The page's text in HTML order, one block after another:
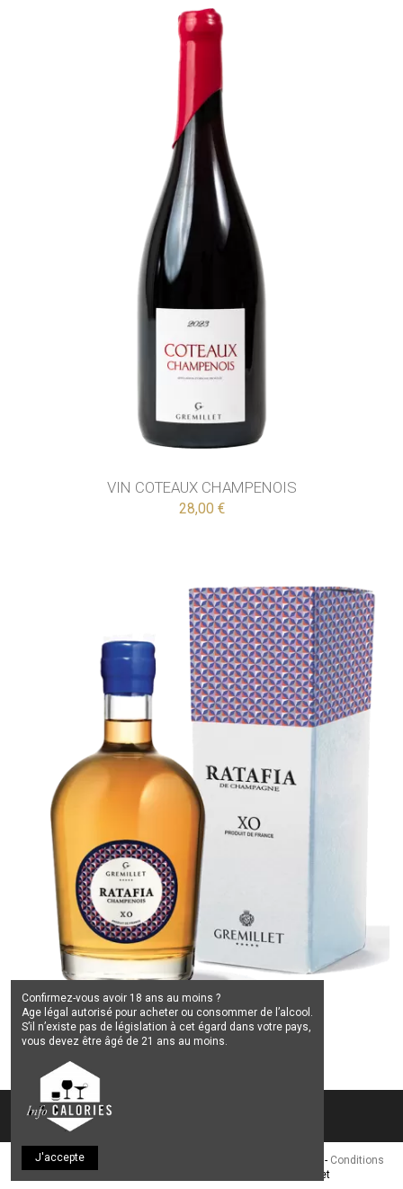
VIN COTEAUX CHAMPENOIS
28,00 €
RATAFIA CHAMPENOIS
Plan du site- - Conditions
- © 2022 Champagne Gremillet
Confirmez-vous avoir 18 ans au moins ?
Age légal autorisé pour acheter ou consommer de l’alcool.
S’il n’existe pas de législation à cet égard dans votre pays,
vous devez être âgé de 21 ans au moins.
J'accepte